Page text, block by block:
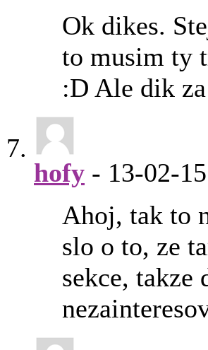
Ok dikes.
to musim ty
:D Ale dik
hofy - 13-02-15
Ahoj, tak to
slo o to, ze
sekce,